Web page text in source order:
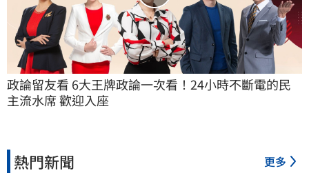
政論留友看 6大王牌政論一次看！24小時不斷電的民
主流水席 歡迎入座
熱門新聞 更多